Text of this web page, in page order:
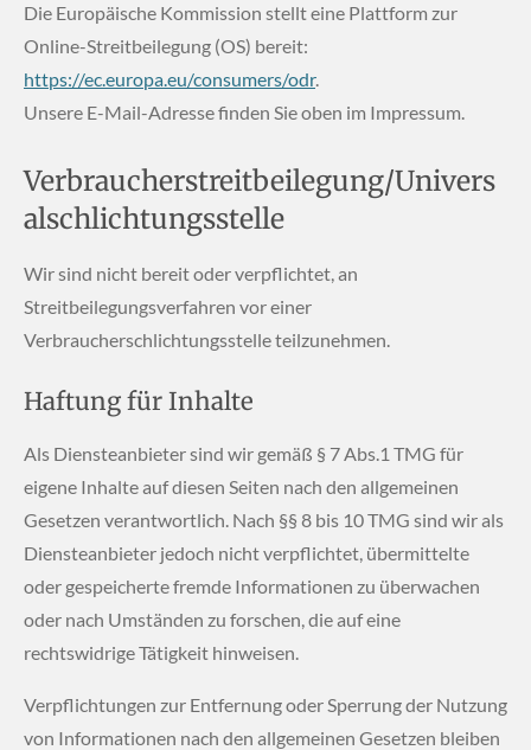
Die Europäische Kommission stellt eine Plattform zur
Online-Streitbeilegung (OS) bereit:
https://ec.europa.eu/consumers/odr.
Unsere E-Mail-Adresse finden Sie oben im Impressum.
Verbraucherstreitbeilegung/Univers
alschlichtungsstelle
Wir sind nicht bereit oder verpflichtet, an
Streitbeilegungsverfahren vor einer
Verbraucherschlichtungsstelle teilzunehmen.
Haftung für Inhalte
Als Diensteanbieter sind wir gemäß § 7 Abs.1 TMG für
eigene Inhalte auf diesen Seiten nach den allgemeinen
Gesetzen verantwortlich. Nach §§ 8 bis 10 TMG sind wir als
Diensteanbieter jedoch nicht verpflichtet, übermittelte
oder gespeicherte fremde Informationen zu überwachen
oder nach Umständen zu forschen, die auf eine
rechtswidrige Tätigkeit hinweisen.
Verpflichtungen zur Entfernung oder Sperrung der Nutzung
von Informationen nach den allgemeinen Gesetzen bleiben